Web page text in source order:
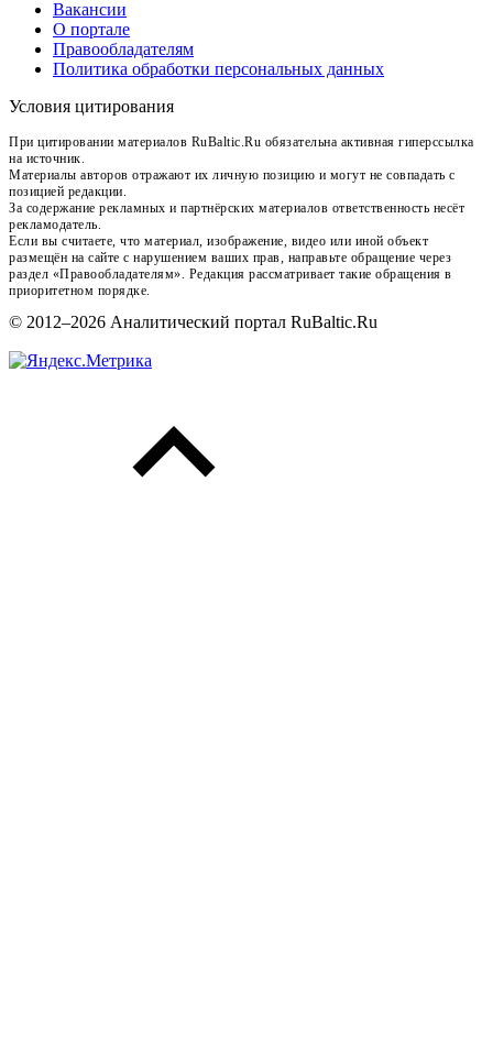
Вакансии
О портале
Правообладателям
Политика обработки персональных данных
Условия цитирования
При цитировании материалов RuBaltic.Ru обязательна активная гиперссылка
на источник.
Материалы авторов отражают их личную позицию и могут не совпадать с
позицией редакции.
За содержание рекламных и партнёрских материалов ответственность несёт
рекламодатель.
Если вы считаете, что материал, изображение, видео или иной объект
размещён на сайте с нарушением ваших прав, направьте обращение через
раздел «Правообладателям». Редакция рассматривает такие обращения в
приоритетном порядке.
© 2012–2026 Аналитический портал RuBaltic.Ru